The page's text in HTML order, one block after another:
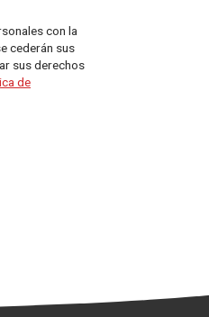
con la
cederán sus
sus derechos
de